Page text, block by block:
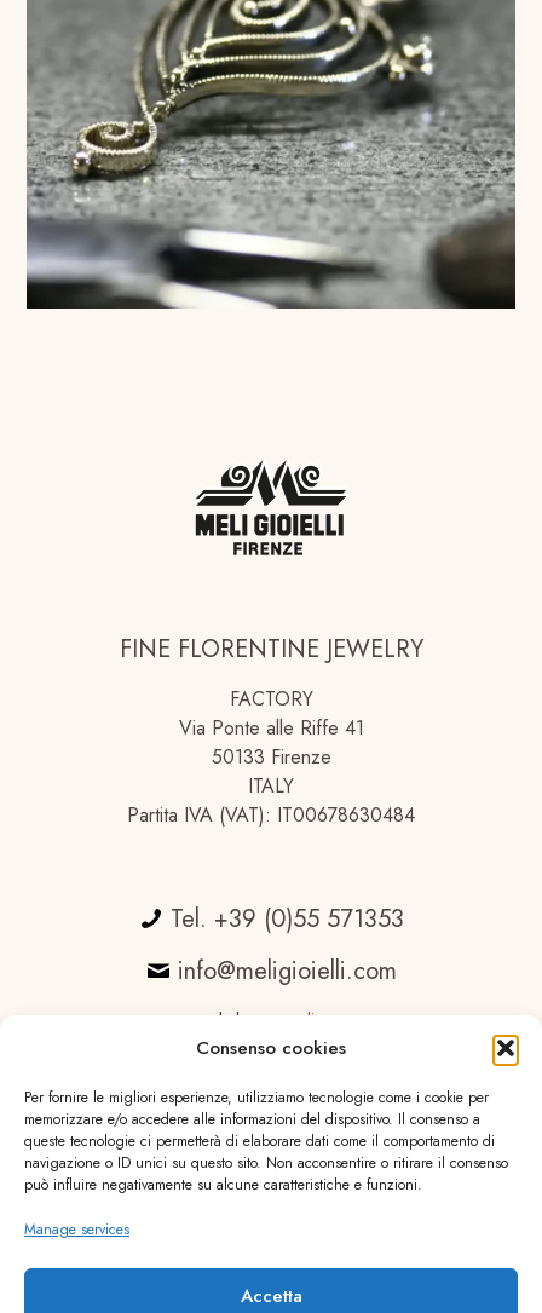
Consenso cookies
Per fornire le migliori esperienze, utilizziamo tecnologie come i cookie per
memorizzare e/o accedere alle informazioni del dispositivo. Il consenso a
queste tecnologie ci permetterà di elaborare dati come il comportamento di
navigazione o ID unici su questo sito. Non acconsentire o ritirare il consenso
può influire negativamente su alcune caratteristiche e funzioni.
Manage services
Accetta
FINE FLORENTINE JEWELRY
FACTORY
Via Ponte alle Riffe 41
50133 Firenze
ITALY
Partita IVA (VAT): IT00678630484
Tel. +39 (0)55 571353
info@meligioielli.com
web by essedicom